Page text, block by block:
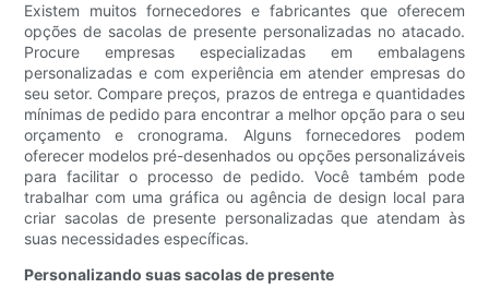
Existem muitos fornecedores e fabricantes que oferecem
opções de sacolas de presente personalizadas no atacado.
Procure empresas especializadas em embalagens
personalizadas e com experiência em atender empresas do
seu setor. Compare preços, prazos de entrega e quantidades
mínimas de pedido para encontrar a melhor opção para o seu
orçamento e cronograma. Alguns fornecedores podem
oferecer modelos pré-desenhados ou opções personalizáveis
​​para facilitar o processo de pedido. Você também pode
trabalhar com uma gráfica ou agência de design local para
criar sacolas de presente personalizadas que atendam às
suas necessidades específicas.
Personalizando suas sacolas de presente